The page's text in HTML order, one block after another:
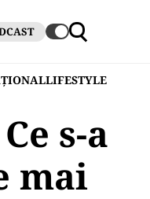
LIFESTYLE
s-a
mai